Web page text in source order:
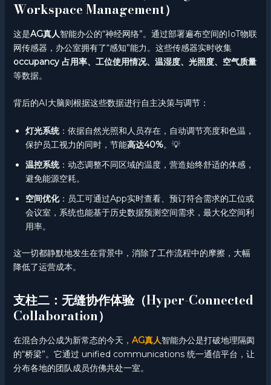
Workspace Management）
这是AG真人智能办公的“神经网络”。通过部署遍布空间的IoT物联
网传感器，办公室拥有了“感知”能力。这些传感器实时收集
occupancy 占用率、工位使用情况、温湿度、光照度、空气质量
等数据。
背后的AI大脑则根据这些数据进行自主决策与调节：
灯光系统：依据自然光照和人员存在，自动调节亮度和色温，
保护员工视力的同时，节能高达40%。💡
温控系统：动态调整不同区域的温度，营造始终舒适的体感，
避免能源空耗。
空间优化：员工可通过App实时查看、预订符合需求的工位或
会议室，系统也能基于历史数据预测空间需求，最大化空间利
用率。
这一切都静默地发生在背景中，消除了工作流程中的摩擦，大幅
降低了运营成本。
支柱二：无缝协作体验（Hyper-Connected
Collaboration）
在混合办公成为新常态的今天， AG真人智能办公是打破地理隔阂
的“桥梁”。它通过 unified communications 统一通信平台，让
分布各地的团队成员仿佛共处一室。